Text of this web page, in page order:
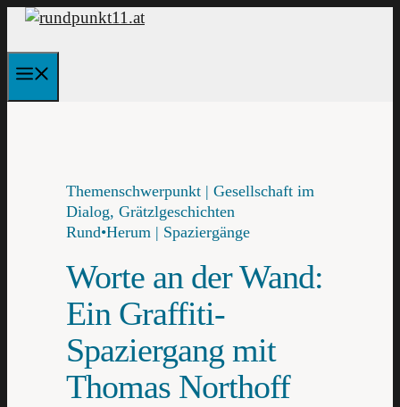
Zum
Themenschwerpunkt | Gesellschaft im
Dialog, Grätzlgeschichten
Rund•Herum | Spaziergänge
Worte an der Wand:
Ein Graffiti-
Spaziergang mit
Thomas Northoff